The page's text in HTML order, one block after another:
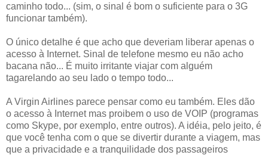
caminho todo... (sim, o sinal é bom o suficiente para o 3G
funcionar também).
O único detalhe é que acho que deveriam liberar apenas o
acesso à Internet. Sinal de telefone mesmo eu não acho
bacana não... É muito irritante viajar com alguém
tagarelando ao seu lado o tempo todo...
A Virgin Airlines parece pensar como eu também. Eles dão
o acesso à Internet mas proibem o uso de VOIP (programas
como Skype, por exemplo, entre outros). A idéia, pelo jeito, é
que você tenha com o que se divertir durante a viagem, mas
que a privacidade e a tranquilidade dos passageiros